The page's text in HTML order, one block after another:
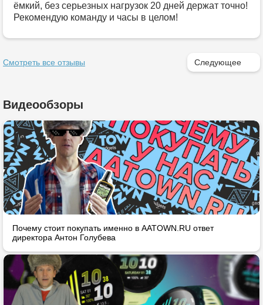
ёмкий, без серьезных нагрузок 20 дней держат точно!
Рекомендую команду и часы в целом!
Смотреть все отзывы Следующее
Видеообзоры
Почему стоит покупать именно в AATOWN.RU ответ
директора Антон Голубева